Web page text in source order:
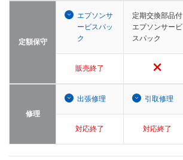
定額保守
エプソンサ
ービスパッ
ク
定期交換部品付
エプソンサービ
スパック
販売終了
修理
出張修理 引取修理
対応終了 対応終了